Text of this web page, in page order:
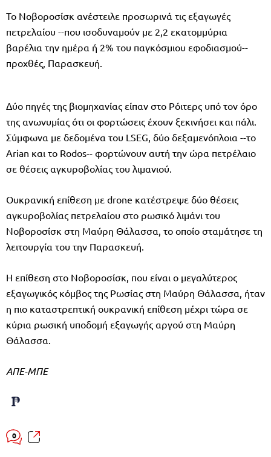
Το Νοβοροσίσκ ανέστειλε προσωρινά τις εξαγωγές
πετρελαίου --που ισοδυναμούν με 2,2 εκατομμύρια
βαρέλια την ημέρα ή 2% του παγκόσμιου εφοδιασμού--
προχθές, Παρασκευή.
Δύο πηγές της βιομηχανίας είπαν στο Ρόιτερς υπό τον όρο
της ανωνυμίας ότι οι φορτώσεις έχουν ξεκινήσει και πάλι.
Σύμφωνα με δεδομένα του LSEG, δύο δεξαμενόπλοια --το
Arian και το Rodos-- φορτώνουν αυτή την ώρα πετρέλαιο
σε θέσεις αγκυροβολίας του λιμανιού.
Ουκρανική επίθεση με drone κατέστρεψε δύο θέσεις
αγκυροβολίας πετρελαίου στο ρωσικό λιμάνι του
Νοβοροσίσκ στη Μαύρη Θάλασσα, το οποίο σταμάτησε τη
λειτουργία του την Παρασκευή.
Η επίθεση στο Νοβοροσίσκ, που είναι ο μεγαλύτερος
εξαγωγικός κόμβος της Ρωσίας στη Μαύρη Θάλασσα, ήταν
η πιο καταστρεπτική ουκρανική επίθεση μέχρι τώρα σε
κύρια ρωσική υποδομή εξαγωγής αργού στη Μαύρη
Θάλασσα.
ΑΠΕ-ΜΠΕ
0